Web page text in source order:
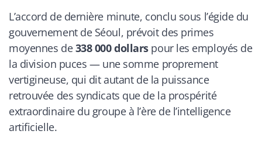
L’accord de dernière minute, conclu sous l’égide du
gouvernement de Séoul, prévoit des primes
moyennes de338 000 dollarspour les employés de
la division puces — une somme proprement
vertigineuse, qui dit autant de la puissance
retrouvée des syndicats que de la prospérité
extraordinaire du groupe à l’ère de l’intelligence
artificielle.